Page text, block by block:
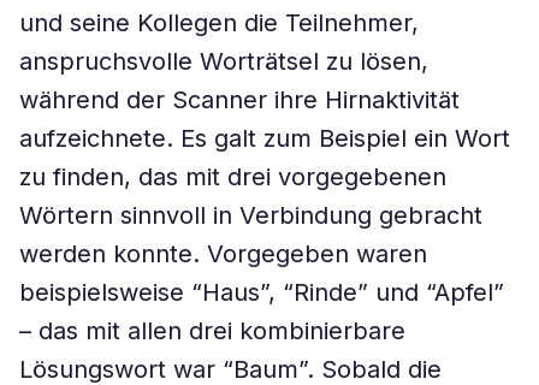
und seine Kollegen die Teilnehmer,
anspruchsvolle Worträtsel zu lösen,
während der Scanner ihre Hirnaktivität
aufzeichnete. Es galt zum Beispiel ein Wort
zu finden, das mit drei vorgegebenen
Wörtern sinnvoll in Verbindung gebracht
werden konnte. Vorgegeben waren
beispielsweise “Haus”, “Rinde” und “Apfel”
– das mit allen drei kombinierbare
Lösungswort war “Baum”. Sobald die